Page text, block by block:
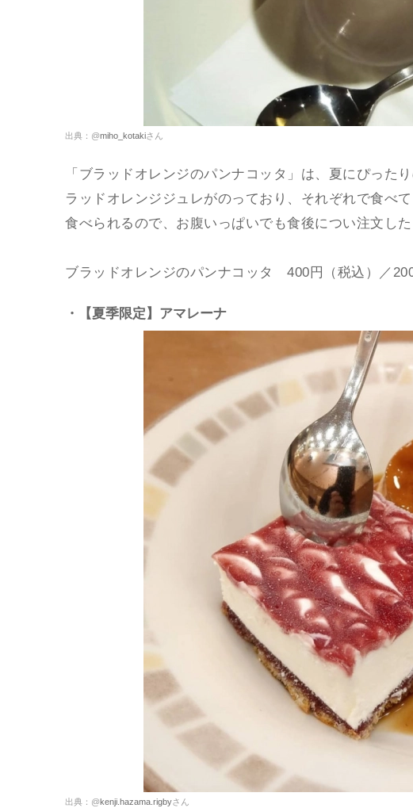
出典：@miho_kotakiさん
「ブラッドオレンジのパンナコッタ」は、夏にぴった
ラッドオレンジジュレがのっており、それぞれで食べ
食べられるので、お腹いっぱいでも食後につい注文した
ブラッドオレンジのパンナコッタ 400円（税込）／
・【夏季限定】アマレーナ
出典：@kenji.hazama.rigbyさん